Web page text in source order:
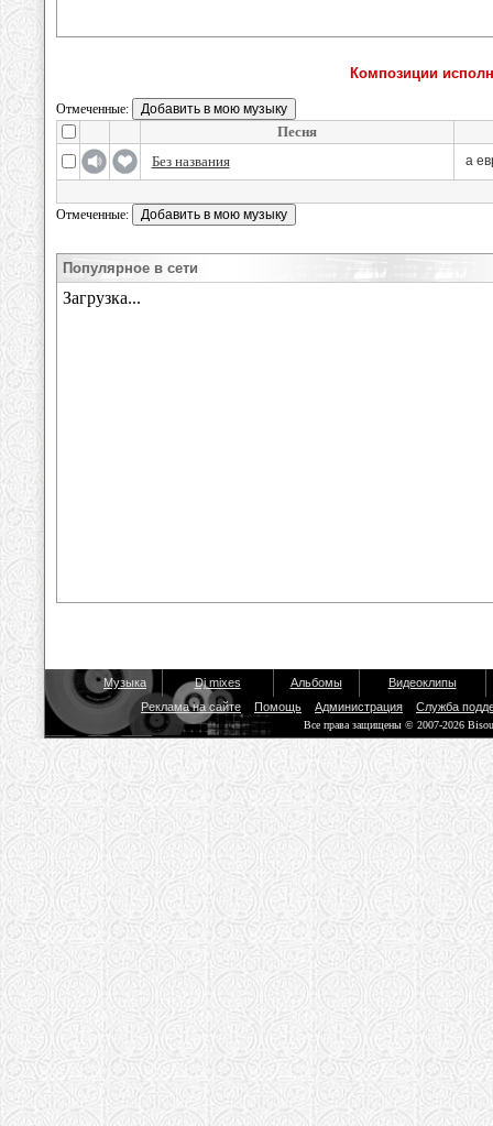
Композиции
Отмеченные:
Песня
Без названия
а
Отмеченные:
Популярное в сети
Музыка Dj mixes Альбомы
Видеоклипы
Реклама на сайте
Помощь Администрация Служба
Все права защищены © 2007-2026